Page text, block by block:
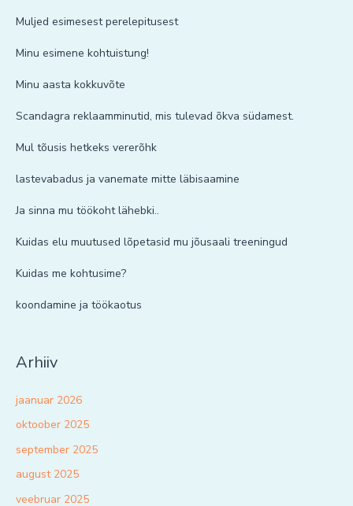
Muljed esimesest perelepitusest
Minu esimene kohtuistung!
Minu aasta kokkuvõte
Scandagra reklaamminutid, mis tulevad õkva südamest.
Mul tõusis hetkeks vererõhk
lastevabadus ja vanemate mitte läbisaamine
Ja sinna mu töökoht lähebki..
Kuidas elu muutused lõpetasid mu jõusaali treeningud
Kuidas me kohtusime?
koondamine ja töökaotus
Arhiiv
jaanuar 2026
oktoober 2025
september 2025
august 2025
veebruar 2025